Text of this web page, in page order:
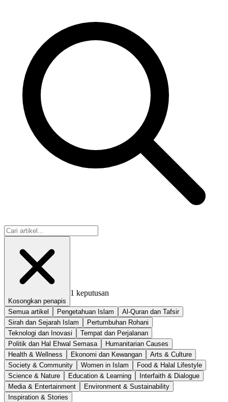
Kosongkan penapis
1 keputusan
Semua artikel Pengetahuan Islam
Al-Quran dan Tafsir
Sirah dan Sejarah Islam
Pertumbuhan Rohani
Teknologi dan Inovasi
Tempat dan Perjalanan
Politik dan Hal Ehwal Semasa
Humanitarian Causes
Health & Wellness
Ekonomi dan Kewangan
Arts & Culture
Society & Community
Women in Islam
Food & Halal Lifestyle
Science & Nature
Education & Learning
Interfaith & Dialogue
Media & Entertainment
Environment & Sustainability
Inspiration & Stories